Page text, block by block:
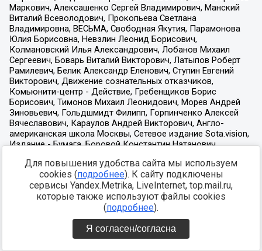
Для повышения удобства сайта мы используем
cookies (подробнее). К сайту подключены
сервисы Yandex.Metrika, LiveInternet, top.mail.ru,
которые также используют файлы cookies
(подробнее).
Я согласен/согласна